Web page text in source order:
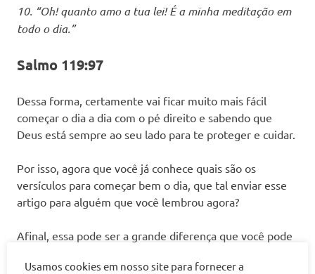
10. “Oh! quanto amo a tua lei! É a minha meditação em
todo o dia.”
Salmo 119:97
Dessa forma, certamente vai ficar muito mais fácil
começar o dia a dia com o pé direito e sabendo que
Deus está sempre ao seu lado para te proteger e cuidar.
Por isso, agora que você já conhece quais são os
versículos para começar bem o dia, que tal enviar esse
artigo para alguém que você lembrou agora?
Afinal, essa pode ser a grande diferença que você pode
maravilhas que Deus faz na vida de quem o busca.
Usamos cookies em nosso site para fornecer a